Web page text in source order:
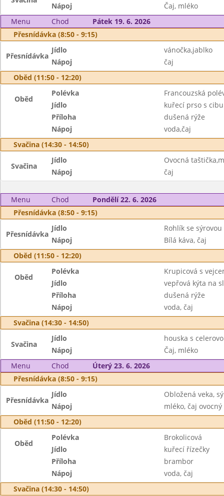
Nápoj
Čaj, mléko
Menu
Chod
Pátek 19. 6. 2026
Přesnídávka (8:50 - 9:15)
Přesnídávka
Jídlo
vánočka,jablko
Nápoj
čaj
Oběd (11:50 - 12:20)
Oběd
Polévka
Francouzská
Jídlo
kuřecí prso s
Příloha
dušená rýže
Nápoj
voda,čaj
Svačina (14:30 - 14:50)
Svačina
Jídlo
Ovocná
Nápoj
čaj
Menu Chod
Pondělí 22. 6. 2026
Přesnídávka (8:50 - 9:15)
Přesnídávka
Jídlo
Rohlík se
Nápoj
Bílá káva, čaj
Oběd (11:50 - 12:20)
Oběd
Polévka
Krupicová s
Jídlo
vepřová kýta na
Příloha
dušená rýže
Nápoj
voda, čaj
Svačina (14:30 - 14:50)
Svačina
Jídlo
houska s
Nápoj
Čaj, mléko
Menu
Chod
Úterý 23. 6. 2026
Přesnídávka (8:50 - 9:15)
Přesnídávka
Jídlo
Obložená veka,
Nápoj
mléko, čaj ovocný
Oběd (11:50 - 12:20)
Oběd
Polévka
Brokolicová
Jídlo
kuřecí řízečky
Příloha
brambor
Nápoj
voda, čaj
Svačina (14:30 - 14:50)